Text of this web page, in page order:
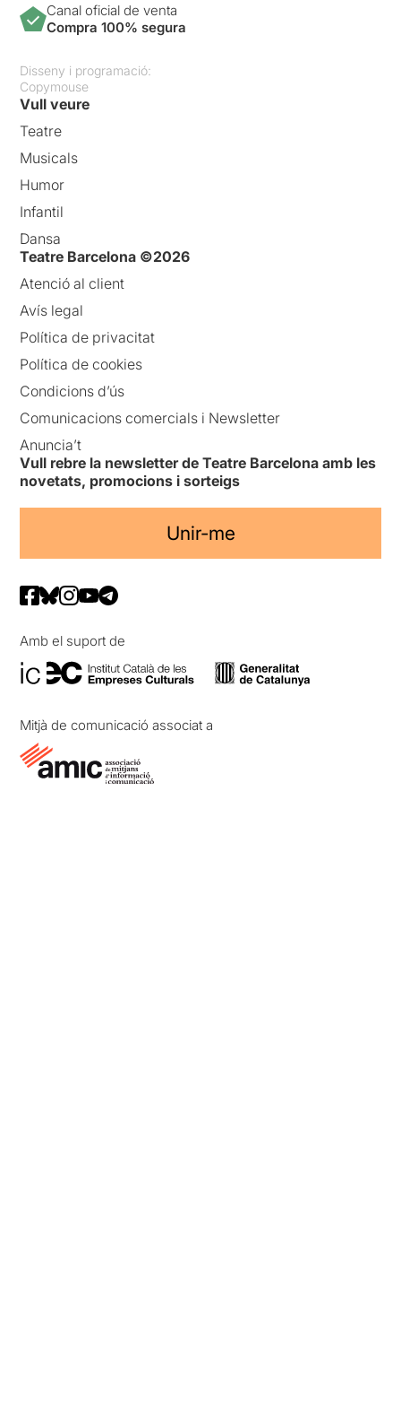
Canal oficial de venta
Compra 100% segura
Disseny i programació:
Copymouse
Vull veure
Teatre
Musicals
Humor
Infantil
Dansa
Teatre Barcelona ©2026
Atenció al client
Avís legal
Política de privacitat
Política de cookies
Condicions d’ús
Comunicacions comercials i Newsletter
Anuncia’t
Vull rebre la newsletter de Teatre Barcelona amb les
novetats, promocions i sorteigs
Unir-me
Amb el suport de
Mitjà de comunicació associat a